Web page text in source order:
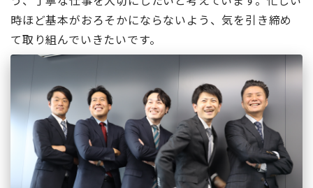
時ほど基本がおろそかにならないよう、気を引き締め
て取り組んでいきたいです。